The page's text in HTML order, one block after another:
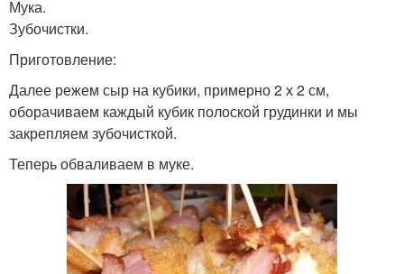
Мука.
Зубочистки.
Приготовление:
Далее режем сыр на кубики, примерно 2 х 2 см,
оборачиваем каждый кубик полоской грудинки и мы
закрепляем зубочисткой.
Теперь обваливаем в муке.